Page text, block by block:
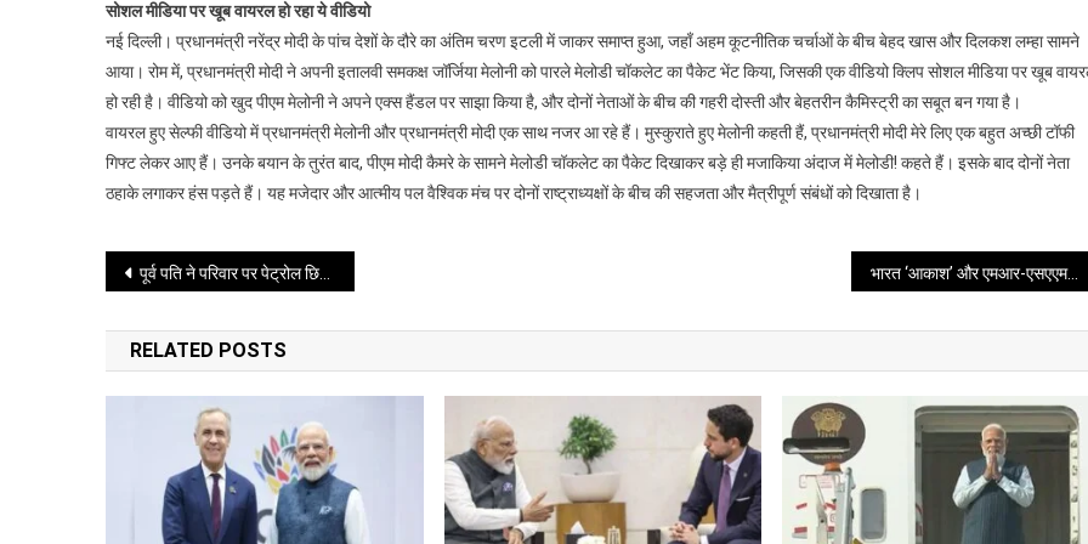
इटली
की
पीएम
मेलोनी
को
दी
सोशल मीडिया पर खूब वायरल हो रहा ये वीडियो
नई दिल्ली। प्रधानमंत्री नरेंद्र मोदी के पांच देशों के दौरे का अंतिम चरण इटली में जाकर समाप्त हुआ, जहाँ अहम कूटनीतिक चर्चाओं के बीच बेहद खास और दिलकश लम्हा सामने
आया। रोम में, प्रधानमंत्री मोदी ने अपनी इतालवी समकक्ष जॉर्जिया मेलोनी को पारले मेलोडी चॉकलेट का पैकेट भेंट किया, जिसकी एक वीडियो क्लिप सोशल मीडिया पर खूब
हो रही है। वीडियो को खुद पीएम मेलोनी ने अपने एक्स हैंडल पर साझा किया है, और दोनों नेताओं के बीच की गहरी दोस्ती और बेहतरीन कैमिस्ट्री का सबूत बन गया है।
वायरल हुए सेल्फी वीडियो में प्रधानमंत्री मेलोनी और प्रधानमंत्री मोदी एक साथ नजर आ रहे हैं। मुस्कुराते हुए मेलोनी कहती हैं, प्रधानमंत्री मोदी मेरे लिए एक बहुत अच्छी टॉफी
गिफ्ट लेकर आए हैं। उनके बयान के तुरंत बाद, पीएम मोदी कैमरे के सामने मेलोडी चॉकलेट का पैकेट दिखाकर बड़े ही मजाकिया अंदाज में मेलोडी! कहते हैं। इसके बाद दोनों नेता
ठहाके लगाकर हंस पड़ते हैं। यह मजेदार और आत्मीय पल वैश्विक मंच पर दोनों राष्ट्राध्यक्षों के बीच की सहजता और मैत्रीपूर्ण संबंधों को दिखाता है।
Post
navigation
पूर्व पति ने परिवार पर पेट्रोल छिड़ककर लगाई आग, चार झुलसे भारत ‘आकाश’ और एमआर-एसएएम प्रणालियों को कर रहा मजबूत
RELATED POSTS